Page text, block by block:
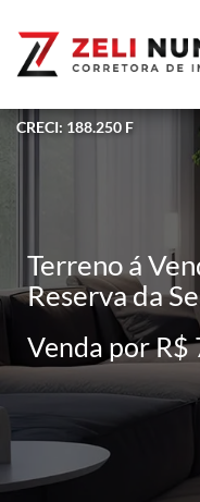
CRECI: 188.250 F
Terreno á
Reserva da
Venda por